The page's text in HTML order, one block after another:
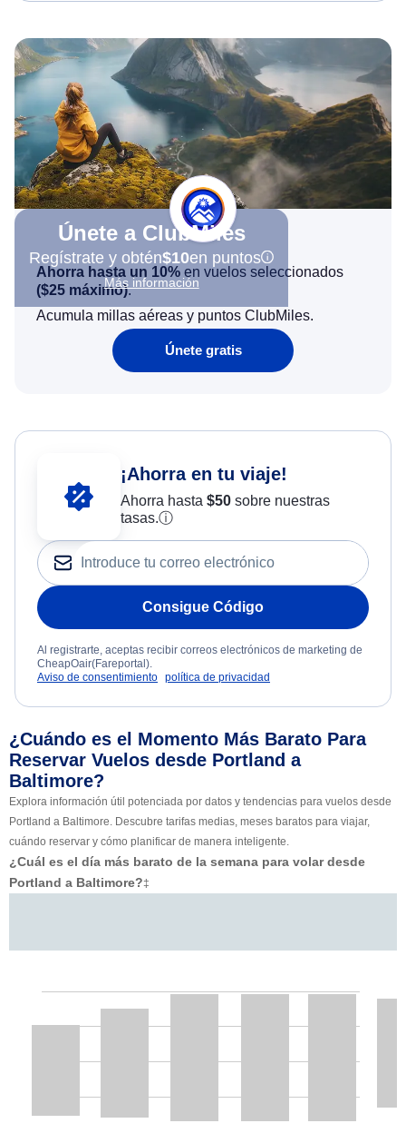
Únete a ClubMiles
Regístrate y obtén$10en puntos
Más información
Ahorra hasta un 10% en vuelos seleccionados
($25 máximo).
Acumula millas aéreas y puntos ClubMiles.
Únete gratis
¡Ahorra en tu viaje!
Ahorra hasta $50sobre nuestras
tasas.ⓘ
Consigue Código
Al registrarte, aceptas recibir correos electrónicos de marketing de
CheapOair(Fareportal).
Aviso de consentimiento política de privacidad
¿Cuándo es el Momento Más Barato Para
Reservar Vuelos desde Portland a
Baltimore?
Explora información útil potenciada por datos y tendencias para vuelos desde
Portland a Baltimore. Descubre tarifas medias, meses baratos para viajar,
cuándo reservar y cómo planificar de manera inteligente.
¿Cuál es el día más barato de la semana para volar desde
Portland a Baltimore?‡